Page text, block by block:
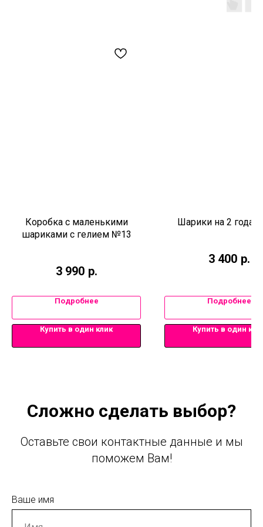
Коробка с маленькими
шариками с гелием №13
3 990 р.
Подробнее
Купить в один клик
Шарики на 2 года
3 400 р.
Подробнее
Купить в один
Сложно сделать выбор?
Оставьте свои контактные данные и мы
поможем Вам!
Ваше имя